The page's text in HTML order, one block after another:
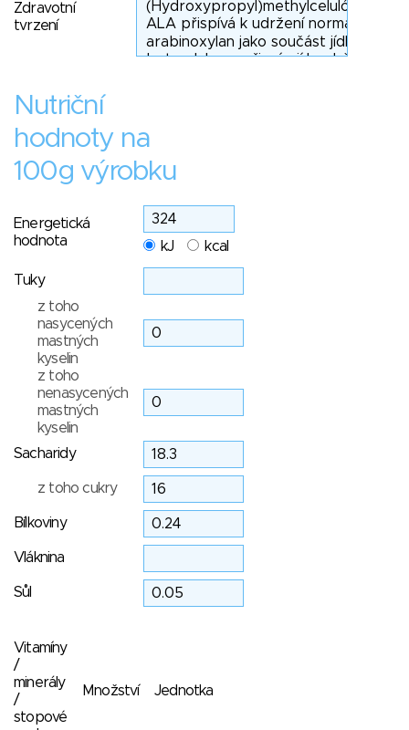
Zdravotní
tvrzení
Nutriční
hodnoty na
100g výrobku
Energetická
hodnota
kJ kcal
Tuky
z toho
nasycených
mastných
kyselin
z toho
nenasycených
mastných
kyselin
Sacharidy
z toho cukry
Bílkoviny
Vláknina
Sůl
Vitamíny
/
minerály
/
stopové
Množství Jednotka